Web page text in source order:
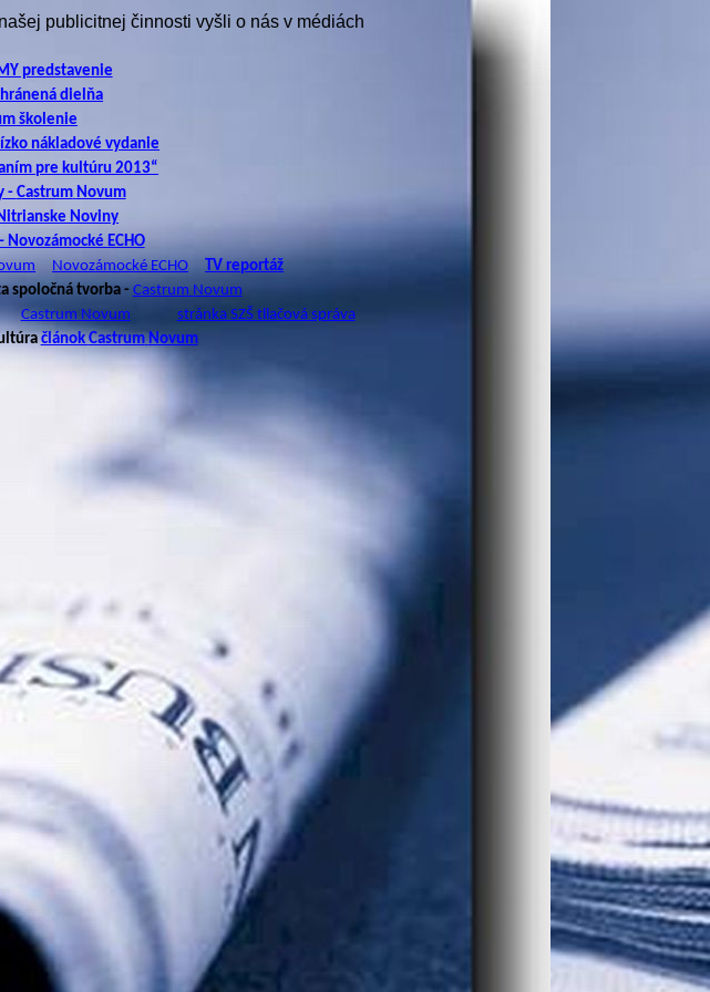
publicitnej činnosti vyšli o nás v médiách
predstavenie
dielňa
školenie
nákladové vydanie
pre kultúru 2013“
-Castrum Novum
Noviny
Novozámocké ECHO
Novozámocké ECHO
TV reportáž
spoločná tvorba -Castrum Novum
Castrum Novum stránka SZŠ tllačováspráva
článokCastrum Novum